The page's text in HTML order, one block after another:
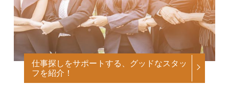
仕事探しをサポートする、グッドなスタッ
フを紹介！